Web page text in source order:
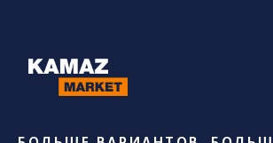
спецтехники:
• самосвалы;